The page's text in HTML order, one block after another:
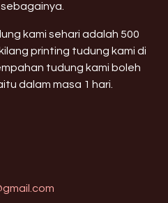
kami sehari adalah 500
printing tudung kami di
tudung kami boleh
dalam masa 1 hari.